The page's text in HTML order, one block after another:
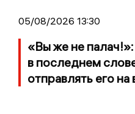
05/08/2026 13:30
«Вы же не
в последнем
отправлять его